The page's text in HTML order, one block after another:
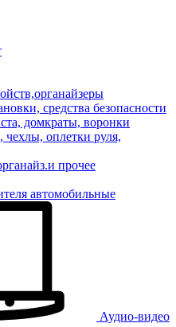
средства безопасности
домкраты, воронки
оплетки руля,
прочее
автомобильные
Аудио-видео